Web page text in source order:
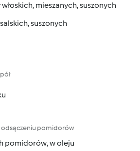
włoskich, mieszanych, suszonych
suszonych
odsączeniu pomidorów
pomidorów, w oleju